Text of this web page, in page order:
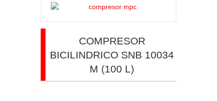
COMPRESOR
BICILINDRICO SNB 10034
M (100 L)